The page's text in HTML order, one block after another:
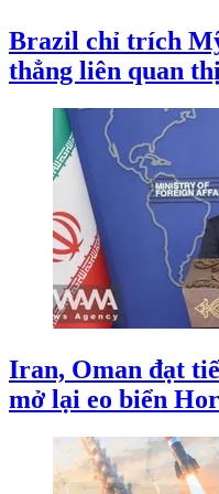
Brazil chỉ trích
thẳng liên quan
Iran, Oman đạt
mở lại eo biển